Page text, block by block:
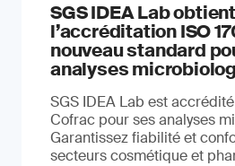
SGS IDEA Lab obtient
l’accréditation ISO
nouveau standard
analyses
SGS IDEA Lab est
Cofrac pour ses analyses
Garantissez fiabilité et
secteurs cosmétique et